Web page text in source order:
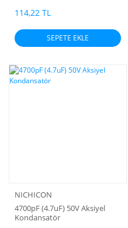
114,22 TL
SEPETE EKLE
NICHICON
4700pF (4.7uF) 50V Aksiyel
Kondansatör